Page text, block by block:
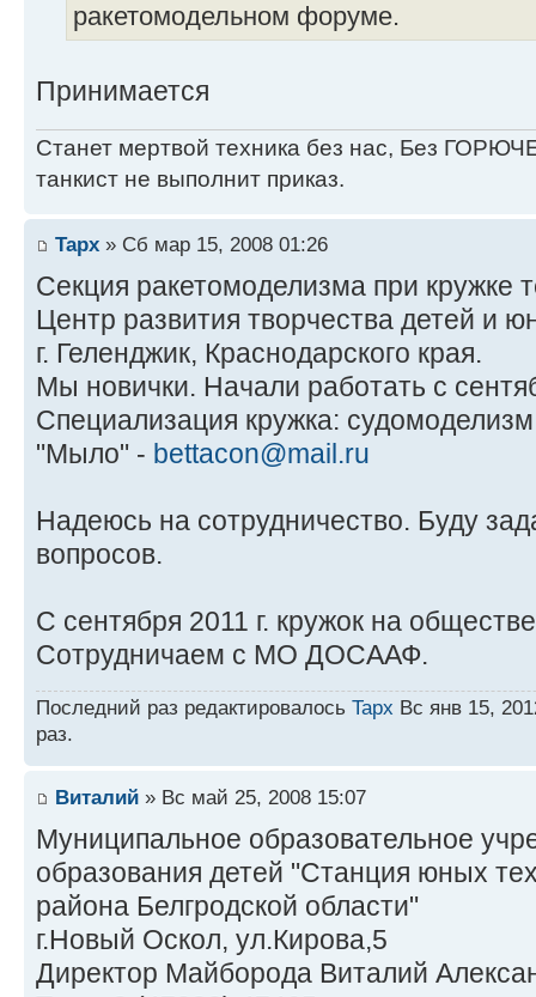
ракетомодельном форуме.
Принимается
Станет мертвой техника без нас, Без
танкист не выполнит приказ.
Tapx » Сб мар 15, 2008 01:26
Секция ракетомоделизма при кружке
Центр развития творчества детей и
г. Геленджик, Краснодарского края.
Мы новички. Начали работать с
Специализация кружка:
"Мыло" - bettacon@mail.ru
Надеюсь на сотрудничество. Буду
вопросов.
С сентября 2011 г. кружок на
Сотрудничаем с МО ДОСААФ.
Последний раз редактировалось Tapx Вс янв 15,
раз.
Виталий » Вс май 25, 2008 15:07
Муниципальное образовательное
образования детей "Станция юных
района Белгродской области"
г.Новый Оскол, ул.Кирова,5
Директор Майборода Виталий